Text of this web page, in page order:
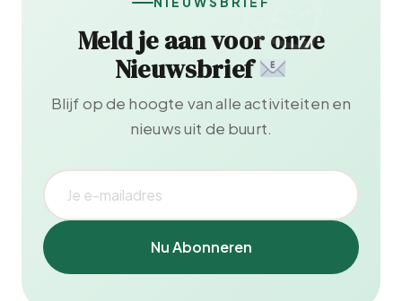
Meld je aan voor onze
Nieuwsbrief
Blijf op de hoogte van alle activiteiten en
nieuws uit de buurt.
Nu Abonneren